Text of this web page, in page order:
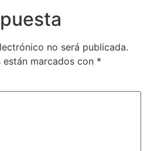
no será publicada.
marcados con *